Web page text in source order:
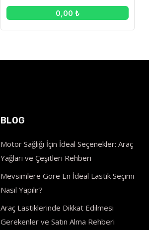
0,00 ₺
BLOG
Motor Sağlığı İçin İdeal Seçenekler: Araç
Yağları ve Çeşitleri Rehberi
Mevsimlere Göre En İdeal Lastik Seçimi
Nasıl Yapılır?
Araç Lastiklerinde Dikkat Edilmesi
Gerekenler ve Satın Alma Rehberi